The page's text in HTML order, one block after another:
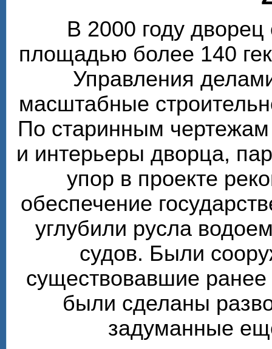
В 2000 году
площадью более 140
Управления
масштабные
По старинным
и интерьеры дворца,
упор в проекте
обеспечение
углубили русла
судов. Были
существовавшие ранее
были сделаны
задуманные